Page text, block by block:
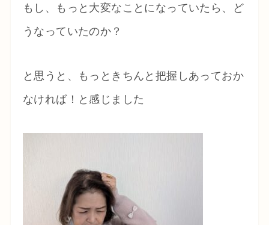
もし、もっと大変なことになっていたら、ど
うなっていたのか？
と思うと、もっときちんと把握しあっておか
なければ！と感じました